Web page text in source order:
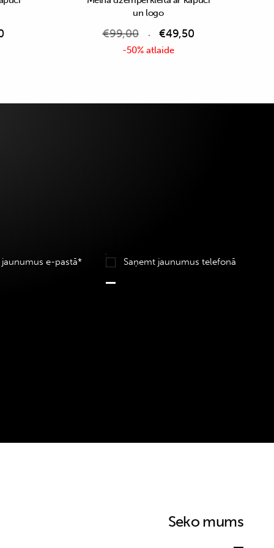
un logo
€99,00 €49,50
-50% atlaide
jaunumus e-pastā* Saņemt jaunumus telefonā
Seko mums